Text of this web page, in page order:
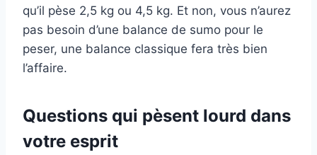
qu’il pèse 2,5 kg ou 4,5 kg. Et non, vous n’aurez
pas besoin d’une balance de sumo pour le
peser, une balance classique fera très bien
l’affaire.
Questions qui pèsent lourd dans
votre esprit